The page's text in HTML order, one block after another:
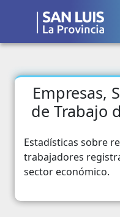
Empresas,
de Trabajo
Estadísticas sobre
trabajadores
sector económico.